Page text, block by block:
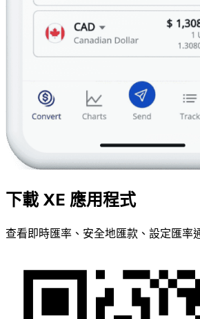
下載 XE 應用程式
查看即時匯率、安全地匯款、設定匯率